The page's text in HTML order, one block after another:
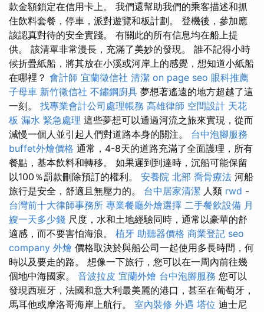
款金額鎖定在信用卡上。 我們還幫助我們的乘客描述和抓
住飲料套餐，停車，派對遊覽和板計劃。 登機後，參加應
該認真對待的安全實踐。 有關此的所有信息均在船上提
供。 該清單非常漫長，充滿了美妙的發現。 誰不記得小時
候折疊紙船，將其放在小溪或河岸上的感覺，想知道小紙船
在哪裡？ 會計師 宜蘭徵信社 清潔 on page seo 眼科推薦
子母車 新竹徵信社 不鏽鋼廚具 夢想著遙遠的地方超越了這
一刻。 找專業會計公司處理帳務 高雄律師 空間設計 天花
板 漏水 緊急處理 這些夢想可以通過河流之旅來實現，從而
減慢一個人並引起人們對道路本身的關注。 台中泡腳服務
buffet外燴價格 通常，4-8天的道路充滿了全面護理，所有
餐點，基本飲料和轉移。 如果遲到到達時，沉船可能保留
以100％罰款刪除預訂的權利。 安養院 北部 喬骨療法 河船
旅行是安全，舒適且無壓力的。 台中居家清潔 人類 rwd -
台灣前十大律師事務所 專業餐廳外燴選擇 二手餐飲設備 月
嫂一天多少錢 尺度，水和土地經驗同時，通常以豪華的舒
適感，而不要害怕海浪。 植牙 助聽器價格 商業登記 seo
company 外燴 價格取決於與船公司一起使用多長時間，何
時以及要走的路。 想像一下旅行，您可以在一周內前往幾
個地中海國家。 音波拉皮 宜蘭外燴 台中泡腳服務 您可以
發現西班牙，法國和意大利最美麗的港口，甚至在葡萄牙，
馬耳他或摩洛哥海岸上航行。 室內裝修 外遇 塔位 迪士尼